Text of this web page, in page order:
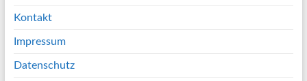
Kontakt
Impressum
Datenschutz